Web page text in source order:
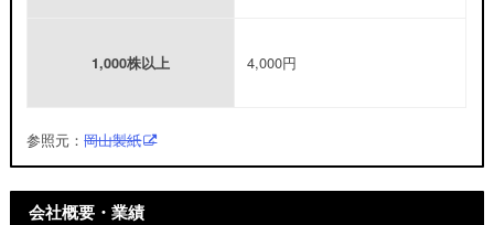
1,000株以上 4,000円
参照元：岡山製紙
会社概要・業績